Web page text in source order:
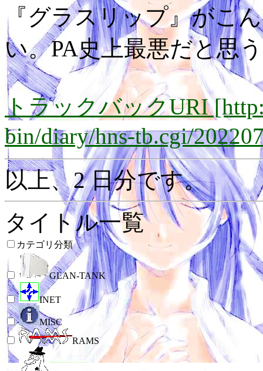
『グラスリップ』がこ
い。PA史上最悪だと思
トラックバックURI
bin/diary/hns-tb.cgi/
以上、2 日分です。
タイトル一覧
カテゴリ分類
GLAN-TANK
INET
MISC
RAMS